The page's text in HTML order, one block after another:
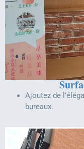
Ajoutez de
bureaux.